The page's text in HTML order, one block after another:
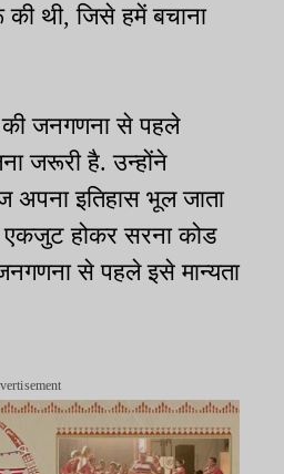
थी, जिसे हमें बचाना
की जनगणना से पहले
जरूरी है. उन्होंने
अपना इतिहास भूल जाता
एकजुट होकर सरना कोड
से पहले इसे मान्यता